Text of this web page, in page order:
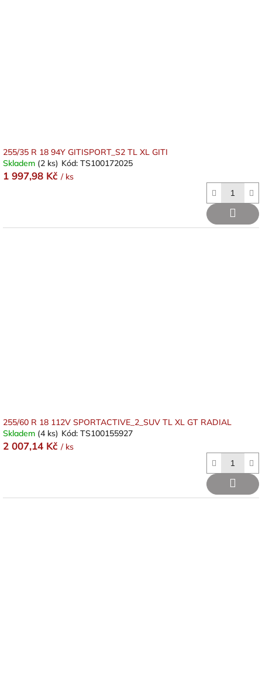
255/35 R 18 94Y GITISPORT_S2 TL XL GITI
Skladem (2 ks) Kód: TS100172025
1 997,98 Kč / ks
255/60 R 18 112V SPORTACTIVE_2_SUV TL XL GT RADIAL
Skladem (4 ks) Kód: TS100155927
2 007,14 Kč / ks